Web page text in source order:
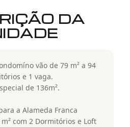
DA
vão de 79 m² a 94
e 1 vaga.
de 136m².
a Alameda Franca
com 2 Dormitórios e Loft